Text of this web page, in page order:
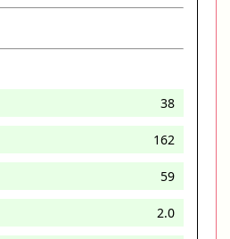
38
162
59
2.0